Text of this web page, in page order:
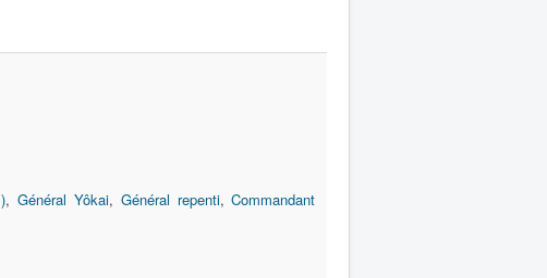
,Général Yôkai, Général repenti,Commandant